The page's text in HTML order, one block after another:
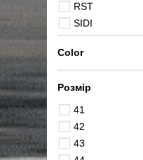
RST
SIDI
Color
Розмір
41
42
43